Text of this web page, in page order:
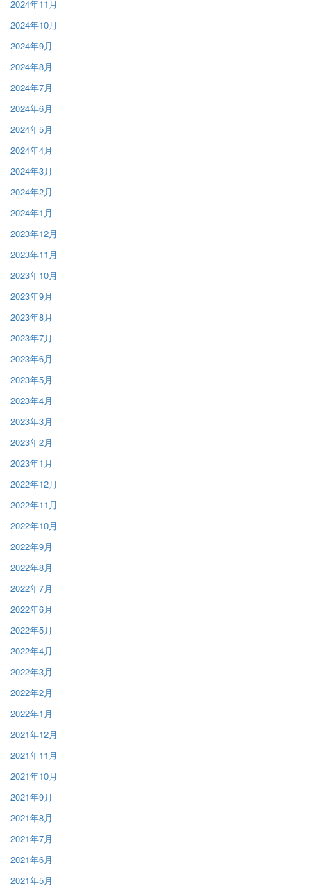
2024年11月
2024年10月
2024年9月
2024年8月
2024年7月
2024年6月
2024年5月
2024年4月
2024年3月
2024年2月
2024年1月
2023年12月
2023年11月
2023年10月
2023年9月
2023年8月
2023年7月
2023年6月
2023年5月
2023年4月
2023年3月
2023年2月
2023年1月
2022年12月
2022年11月
2022年10月
2022年9月
2022年8月
2022年7月
2022年6月
2022年5月
2022年4月
2022年3月
2022年2月
2022年1月
2021年12月
2021年11月
2021年10月
2021年9月
2021年8月
2021年7月
2021年6月
2021年5月